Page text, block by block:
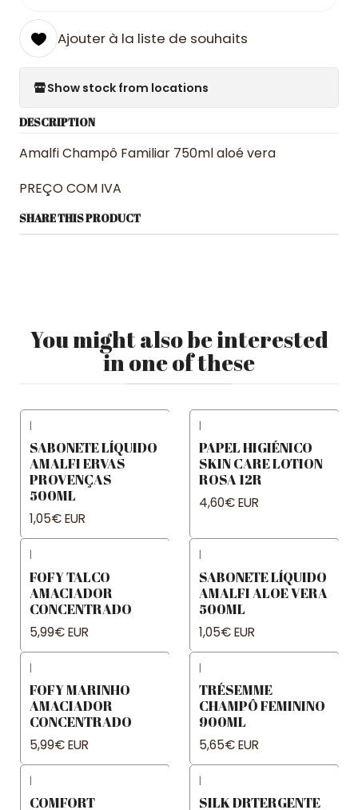
Ajouter à la liste de souhaits
Show stock from locations
DESCRIPTION
Amalfi Champô Familiar 750ml aloé vera
PREÇO COM IVA
SHARE THIS PRODUCT
You might also be interested
in one of these
|
SABONETE LÍQUIDO
AMALFI ERVAS
PROVENÇAS
500ML
1,05€ EUR
|
PAPEL HIGIÉNICO
SKIN CARE LOTION
ROSA 12R
4,60€ EUR
|
FOFY TALCO
AMACIADOR
CONCENTRADO
5,99€ EUR
|
SABONETE LÍQUIDO
AMALFI ALOE VERA
500ML
1,05€ EUR
|
FOFY MARINHO
AMACIADOR
CONCENTRADO
5,99€ EUR
|
TRÉSEMME
CHAMPÔ FEMININO
900ML
5,65€ EUR
|
COMFORT
|
SILK DRTERGENTE